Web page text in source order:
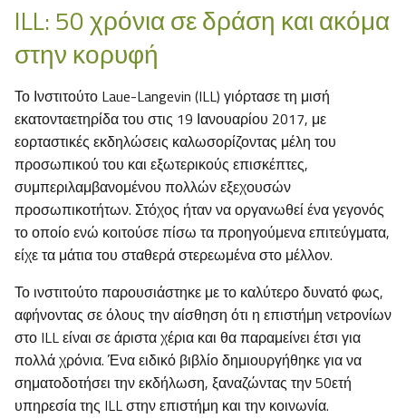
ILL: 50 χρόνια σε δράση και ακόμα
στην κορυφή
Το Ινστιτούτο Laue-Langevin (ILL) γιόρτασε τη μισή
εκατονταετηρίδα του στις 19 Ιανουαρίου 2017, με
εορταστικές εκδηλώσεις καλωσορίζοντας μέλη του
προσωπικού του και εξωτερικούς επισκέπτες,
συμπεριλαμβανομένου πολλών εξεχουσών
προσωπικοτήτων. Στόχος ήταν να οργανωθεί ένα γεγονός
το οποίο ενώ κοιτούσε πίσω τα προηγούμενα επιτεύγματα,
είχε τα μάτια του σταθερά στερεωμένα στο μέλλον.
Το ινστιτούτο παρουσιάστηκε με το καλύτερο δυνατό φως,
αφήνοντας σε όλους την αίσθηση ότι η επιστήμη νετρονίων
στο ILL είναι σε άριστα χέρια και θα παραμείνει έτσι για
πολλά χρόνια. Ένα ειδικό βιβλίο δημιουργήθηκε για να
σηματοδοτήσει την εκδήλωση, ξαναζώντας την 50ετή
υπηρεσία της ILL στην επιστήμη και την κοινωνία.